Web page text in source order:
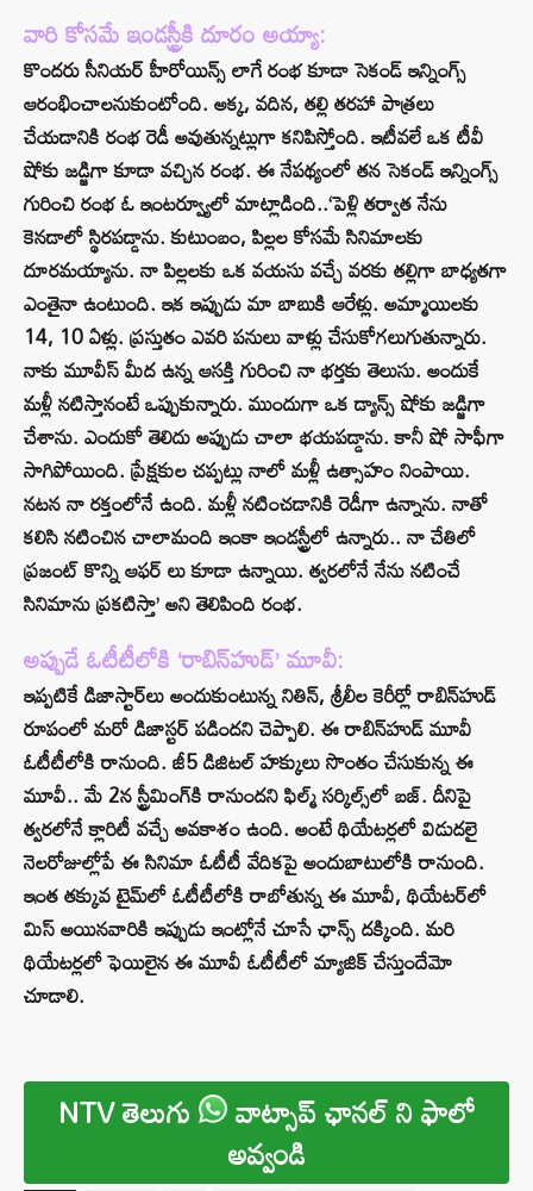
వారి కోసమే ఇండస్ట్రీకి దూరం అయ్యా:
కొందరు సీనియర్ హీరోయిన్స్ లాగే రంభ కూడా సెకండ్ ఇన్నింగ్స్
ఆరంభించాల‌నుకుంటోంది. అక్క, వ‌దిన‌, త‌ల్లి త‌ర‌హా పాత్రలు
చేయ‌డానికి రంభ రెడీ అవుతున్నట్లుగా క‌నిపిస్తోంది. ఇటీవ‌లే ఒక టీవీ
షోకు జ‌డ్జిగా కూడా వ‌చ్చిన రంభ‌. ఈ నేప‌థ్యంలో త‌న సెకండ్ ఇన్నింగ్స్
గురించి రంభ ఓ ఇంట‌ర్వ్యూలో మాట్లాడింది..‘పెళ్లి త‌ర్వాత నేను
కెన‌డాలో స్థిర‌ప‌డ్డాను. కుటుంబం, పిల్లల కోస‌మే సినిమాల‌కు
దూర‌మ‌య్యాను. నా పిల్లల‌కు ఒక వ‌య‌సు వ‌చ్చే వ‌ర‌కు త‌ల్లిగా బాధ్యతగా
ఎంతైనా ఉంటుంది. ఇక ఇప్పుడు మా బాబుకి ఆరేళ్లు. అమ్మాయిల‌కు
14, 10 ఏళ్లు. ప్రస్తుతం ఎవ‌రి ప‌నులు వాళ్లు చేసుకోగ‌లుగుతున్నారు.
నాకు మూవీస్ మీద ఉన్న ఆస‌క్తి గురించి నా భ‌ర్తకు తెలుసు. అందుకే
మ‌ళ్లీ న‌టిస్తానంటే ఒప్పుకున్నారు. ముందుగా ఒక డ్యాన్స్ షోకు జ‌డ్జిగా
చేశాను. ఎందుకో తెలిదు అప్పుడు చాలా భ‌య‌ప‌డ్డాను. కానీ షో సాఫీగా
సాగిపోయింది. ప్రేక్షకుల చ‌ప్పట్లు నాలో మ‌ళ్లీ ఉత్సాహం నింపాయి.
న‌ట‌న నా ర‌క్తంలోనే ఉంది. మ‌ళ్లీ న‌టించ‌డానికి రెడీగా ఉన్నాను. నాతో
క‌లిసి న‌టించిన చాలామంది ఇంకా ఇండ‌స్ట్రీలో ఉన్నారు.. నా చేతిలో
ప్రజంట్ కొన్ని ఆఫర్ లు కూడా ఉన్నాయి. త్వర‌లోనే నేను న‌టించే
సినిమాను ప్రక‌టిస్తా’ అని తెలిపింది రంభ.
అప్పుడే ఓటీటీలోకి ‘రాబిన్‌హుడ్’ మూవీ:
ఇప్పటికే డిజాస్టార్‌లు అందుకుంటున్న నితిన్, శ్రీలీల కెరీర్లో రాబిన్‌హుడ్
రూపంలో మరో డిజాస్టర్ పడిందని చెప్పాలి. ఈ రాబిన్‌హుడ్ మూవీ
ఓటీటీలోకి రానుంది. జీ5 డిజిటల్ హక్కులు సొంతం చేసుకున్న ఈ
మూవీ.. మే 2న స్ట్రీమింగ్‌కి రానుందని ఫిల్మ్ సర్కిల్స్‌లో బజ్. దీనిపై
త్వరలోనే క్లారిటీ వచ్చే అవకాశం ఉంది. అంటే థియేటర్లలో విడుదలై
నెలరోజుల్లోపే ఈ సినిమా ఓటీటీ వేదికపై అందుబాటులోకి రానుంది.
ఇంత తక్కువ టైమ్‌లో ఓటీటీలోకి రాబోతున్న ఈ మూవీ, థియేటర్‌లో
మిస్ అయినవారికి ఇప్పుడు ఇంట్లోనే చూసే ఛాన్స్ దక్కింది. మరి
థియేటర్లలో ఫెయిలైన ఈ మూవీ ఓటీటీలో మ్యాజిక్ చేస్తుందేమో
చూడాలి.
NTV తెలుగు వాట్సాప్ ఛానల్ ని ఫాలో
అవ్వండి